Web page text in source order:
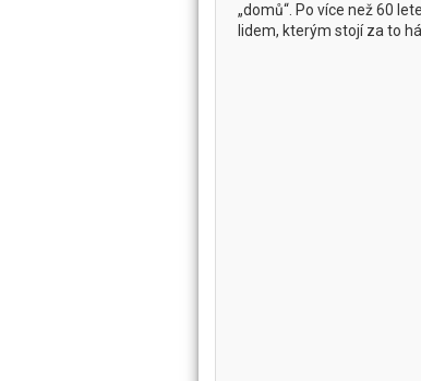
„domů“. Po více než 60
lidem, kterým stojí za to